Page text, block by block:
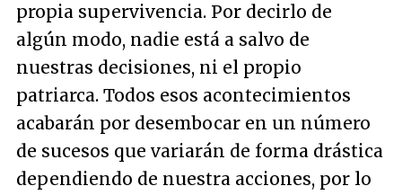
propia supervivencia. Por decirlo de
algún modo, nadie está a salvo de
nuestras decisiones, ni el propio
patriarca. Todos esos acontecimientos
acabarán por desembocar en un número
de sucesos que variarán de forma drástica
dependiendo de nuestra acciones, por lo